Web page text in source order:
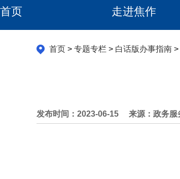
首页 走进焦作
首页 > 专题专栏 > 白话版办事指南 >
发布时间：2023-06-15 来源：政务服